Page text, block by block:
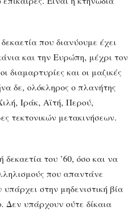
που διανύουμε έχει
και την Ευρώπη, μέχρι τον
διαμαρτυρίες και οι μαζικές
δε, ολόκληρος ο πλανήτης
Ιράκ, Αϊτή, Περού,
τεκτονικών μετακινήσεων.
του ’60, όσο και να
που απαντάνε
στην μηδενιστική βία
Δεν υπάρχουν ούτε δίκαια